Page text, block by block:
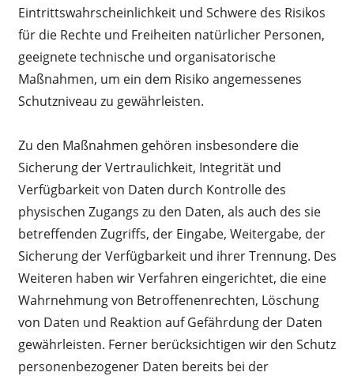
Eintrittswahrscheinlichkeit und Schwere des Risikos
für die Rechte und Freiheiten natürlicher Personen,
geeignete technische und organisatorische
Maßnahmen, um ein dem Risiko angemessenes
Schutzniveau zu gewährleisten.
Zu den Maßnahmen gehören insbesondere die
Sicherung der Vertraulichkeit, Integrität und
Verfügbarkeit von Daten durch Kontrolle des
physischen Zugangs zu den Daten, als auch des sie
betreffenden Zugriffs, der Eingabe, Weitergabe, der
Sicherung der Verfügbarkeit und ihrer Trennung. Des
Weiteren haben wir Verfahren eingerichtet, die eine
Wahrnehmung von Betroffenenrechten, Löschung
von Daten und Reaktion auf Gefährdung der Daten
gewährleisten. Ferner berücksichtigen wir den Schutz
personenbezogener Daten bereits bei der